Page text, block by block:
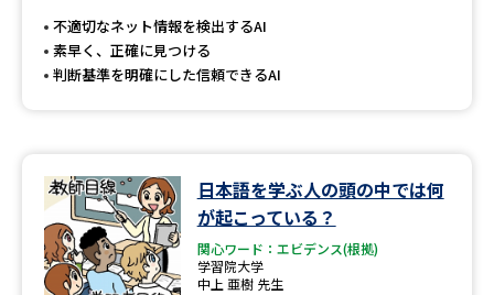
不適切なネット情報を検出するAI
素早く、正確に見つける
判断基準を明確にした信頼できるAI
日本語を学ぶ人の頭の中では何
が起こっている？
関心ワード：エビデンス(根拠)
学習院大学
中上 亜樹 先生